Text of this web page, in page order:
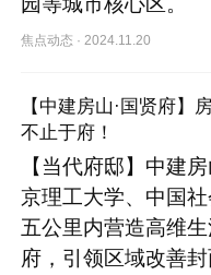
焦点动态 ·2024.11.20
【中建房山·国贤府】
不止于府！
【当代府邸】中建
京理工大学、中国
五公里内营造高维
府，引领区域改善